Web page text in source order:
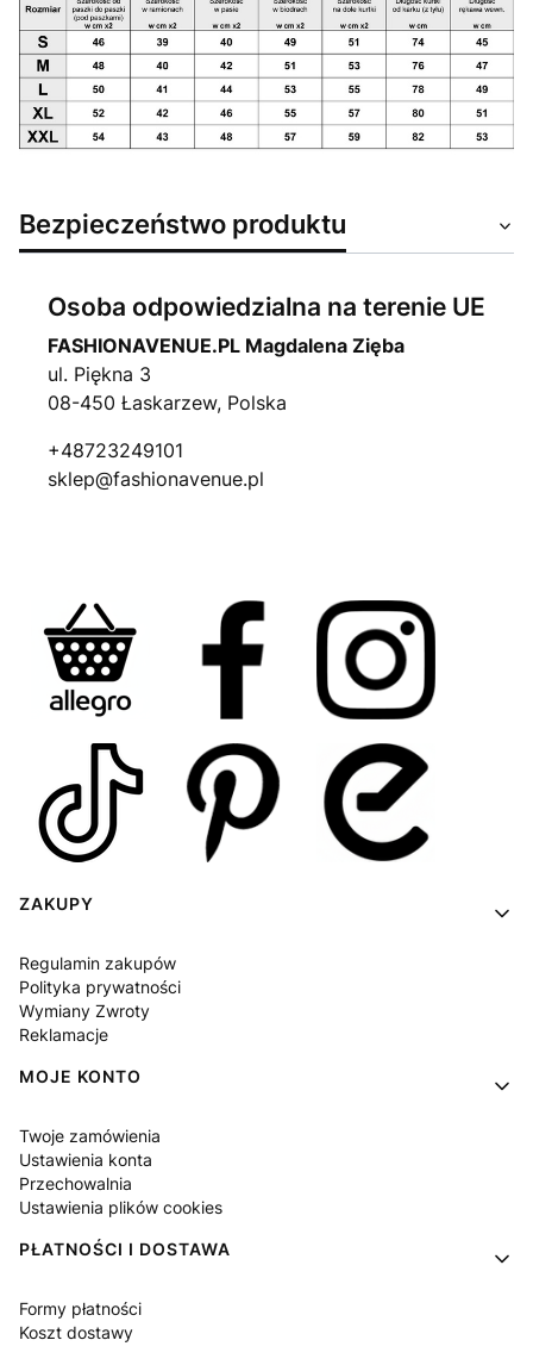
Bezpieczeństwo produktu
Osoba odpowiedzialna na terenie UE
FASHIONAVENUE.PL Magdalena Zięba
ul. Piękna 3
08-450 Łaskarzew, Polska
+48723249101
sklep@fashionavenue.pl
Linki w stopce
ZAKUPY
Regulamin zakupów
Polityka prywatności
Wymiany Zwroty
Reklamacje
MOJE KONTO
Twoje zamówienia
Ustawienia konta
Przechowalnia
Ustawienia plików cookies
PŁATNOŚCI I DOSTAWA
Formy płatności
Koszt dostawy